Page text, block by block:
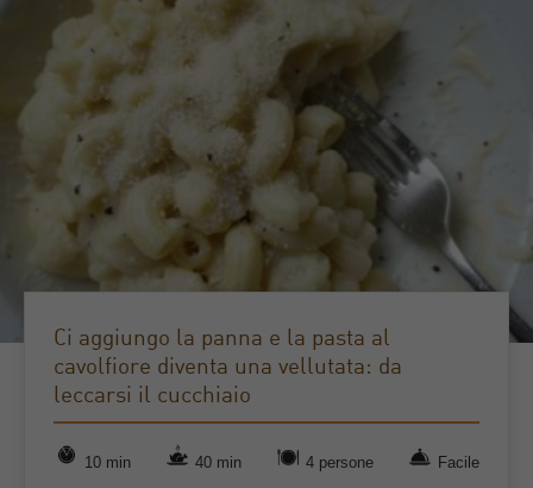
Ci aggiungo la panna e la pasta al
cavolfiore diventa una vellutata: da
leccarsi il cucchiaio
10 min 40 min 4 persone Facile